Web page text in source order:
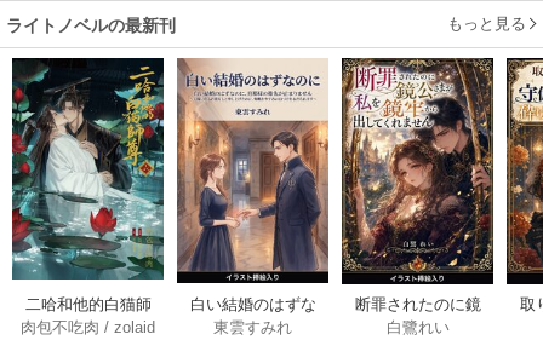
ライトノベルの最新刊 もっと見る
二哈和他的白猫師
尊 5-6巻
肉包不吃肉 /zolaid
白い結婚のはずな
のに、旦那様の指
東雲すみれ
断罪されたのに鏡
公さまが私を鏡牢
白鷺れい
取